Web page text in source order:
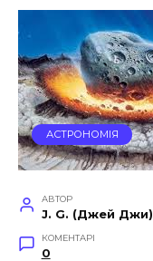
АСТРОНОМІЯ
АВТОР
J. G. (Джей Джи)
КОМЕНТАРІ
0